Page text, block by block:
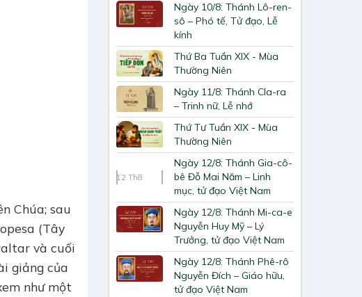
Chúa; sau
(Tây
và cuối
giảng của
như một
Ngày 10/8: Thánh Lô-ren-
sô – Phó tế, Tử đạo, Lễ
kính
Thứ Ba Tuần XIX - Mùa
Thường Niên
Ngày 11/8: Thánh Cla-ra
– Trinh nữ, Lễ nhớ
Thứ Tư Tuần XIX - Mùa
Thường Niên
12 Th8
Ngày 12/8: Thánh Gia-cô-
bê Đỗ Mai Năm – Linh
mục, tử đạo Việt Nam
Ngày 12/8: Thánh Mi-ca-e
Nguyễn Huy Mỹ – Lý
Trưởng, tử đạo Việt Nam
Ngày 12/8: Thánh Phê-rô
Nguyễn Đích – Giáo hữu,
tử đạo Việt Nam